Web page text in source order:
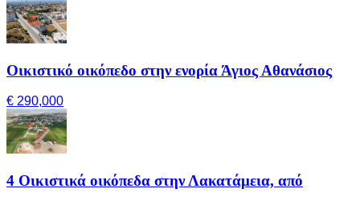
Οικιστικό οικόπεδο στην ενορία Άγιος Αθανάσιος
€ 290,000
4 Οικιστικά οικόπεδα στην Λακατάμεια, από